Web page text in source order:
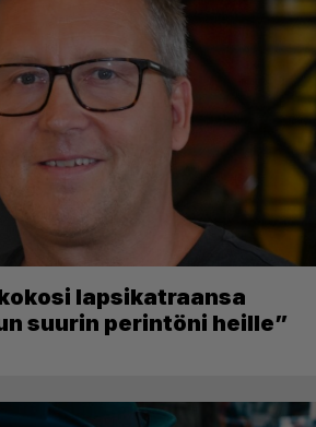
lapsikatraansa
suurin perintöni heille”